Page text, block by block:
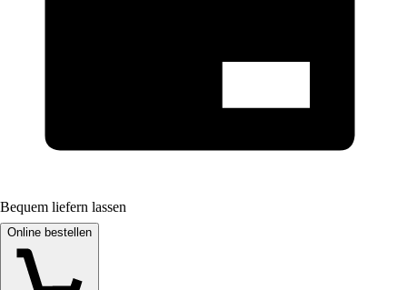
Bequem liefern lassen
Online bestellen